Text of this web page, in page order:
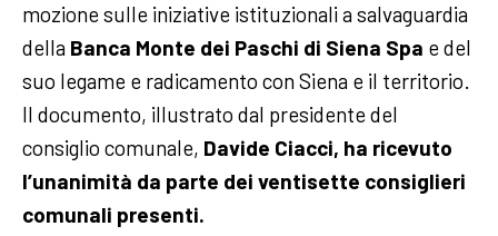
mozione sulle iniziative istituzionali a salvaguardia
della Banca Monte dei Paschi di Siena Spa e del
suo legame e radicamento con Siena e il territorio.
Il documento, illustrato dal presidente del
consiglio comunale, Davide Ciacci, ha ricevuto
l’unanimità da parte dei ventisette consiglieri
comunali presenti.